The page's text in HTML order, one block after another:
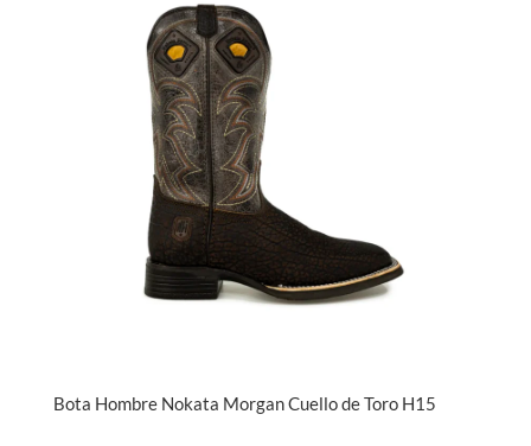
Bota Hombre Nokata Morgan Cuello de Toro H15